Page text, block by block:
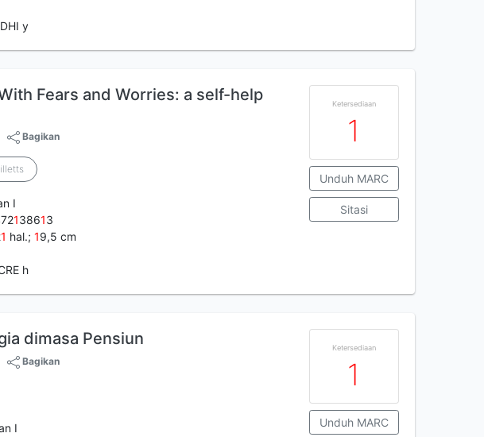
y
Fears and Worries: a self-help
Bagikan
I
138613
1 hal.; 19,5 cm
h
Ketersediaan
1
Unduh MARC
Sitasi
dimasa Pensiun
Bagikan
I
Ketersediaan
1
Unduh MARC